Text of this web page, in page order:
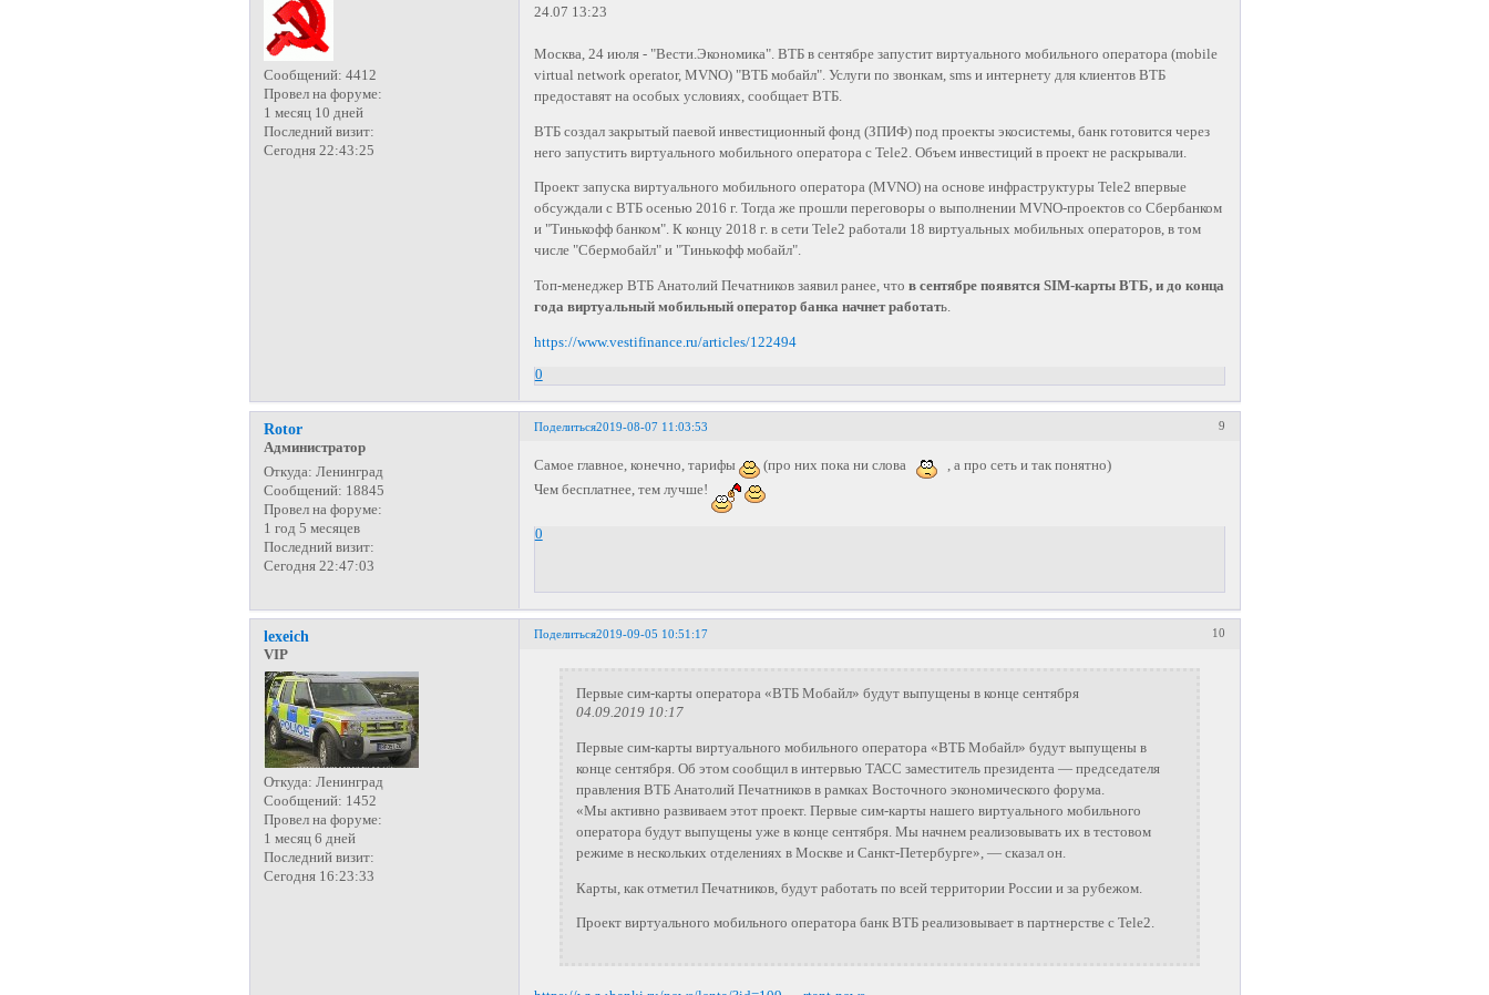
Сообщений: 4412
Провел на форуме:
1 месяц 10 дней
Последний визит:
Сегодня 22:43:25
24.07 13:23
Москва, 24 июля - "Вести.Экономика". ВТБ в сентябре запустит виртуального мобильного оператора (mobile
virtual network operator, MVNO) "ВТБ мобайл". Услуги по звонкам, sms и интернету для клиентов ВТБ
предоставят на особых условиях, сообщает ВТБ.
ВТБ создал закрытый паевой инвестиционный фонд (ЗПИФ) под проекты экосистемы, банк готовится через
него запустить виртуального мобильного оператора с Tele2. Объем инвестиций в проект не раскрывали.
Проект запуска виртуального мобильного оператора (MVNO) на основе инфраструктуры Tele2 впервые
обсуждали с ВТБ осенью 2016 г. Тогда же прошли переговоры о выполнении MVNO-проектов со Сбербанком
и "Тинькофф банком". К концу 2018 г. в сети Tele2 работали 18 виртуальных мобильных операторов, в том
числе "Сбермобайл" и "Тинькофф мобайл".
Топ-менеджер ВТБ Анатолий Печатников заявил ранее, что в сентябре появятся SIM-карты ВТБ, и до конца
года виртуальный мобильный оператор банка начнет работать.
https://www.vestifinance.ru/articles/122494
0
Поделиться 9
2019-08-07 11:03:53
Rotor
Администратор
Откуда: Ленинград
Сообщений: 18845
Провел на форуме:
1 год 5 месяцев
Последний визит:
Сегодня 22:47:03
Самое главное, конечно, тарифы (про них пока ни слова
, а про сеть и так понятно)
Чем бесплатнее, тем лучше!
0
Поделиться 10
2019-09-05 10:51:17
lexeich
VIP
Откуда: Ленинград
Сообщений: 1452
Провел на форуме:
1 месяц 6 дней
Последний визит:
Сегодня 16:23:33
​Первые сим-карты оператора «ВТБ Мобайл» будут выпущены в конце сентября
04.09.2019 10:17
Первые сим-карты виртуального мобильного оператора «ВТБ Мобайл» будут выпущены в
конце сентября. Об этом сообщил в интервью ТАСС заместитель президента — председателя
правления ВТБ Анатолий Печатников в рамках Восточного экономического форума.
«Мы активно развиваем этот проект. Первые сим-карты нашего виртуального мобильного
оператора будут выпущены уже в конце сентября. Мы начнем реализовывать их в тестовом
режиме в нескольких отделениях в Москве и Санкт-Петербурге», — сказал он.
Карты, как отметил Печатников, будут работать по всей территории России и за рубежом.
Проект виртуального мобильного оператора банк ВТБ реализовывает в партнерстве с Tele2.